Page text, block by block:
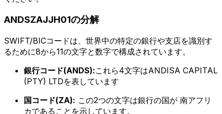
ANDSZAJJH01の分解
SWIFT/BICコードは、世界中の特定の銀行や支店を識別す
るために8から11の文字と数字で構成されています。
銀行コード(ANDS):これら4文字はANDISA CAPITAL
(PTY) LTDを表しています
国コード(ZA): この2つの文字は銀行の国が 南アフリ
カであることを示しています。